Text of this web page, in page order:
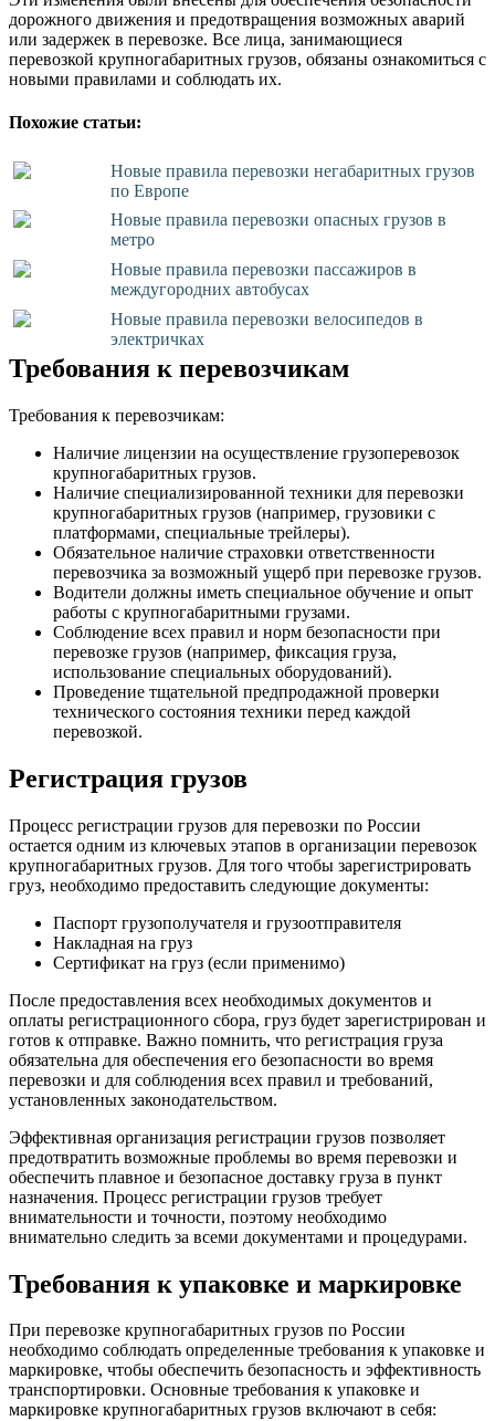
дорожного движения и предотвращения возможных аварий
или задержек в перевозке. Все лица, занимающиеся
перевозкой крупногабаритных грузов, обязаны ознакомиться с
новыми правилами и соблюдать их.
Похожие статьи:
Новые правила перевозки негабаритных грузов
по Европе
Новые правила перевозки опасных грузов в
метро
Новые правила перевозки пассажиров в
междугородних автобусах
Новые правила перевозки велосипедов в
электричках
Требования к перевозчикам
Требования к перевозчикам:
Наличие лицензии на осуществление грузоперевозок
крупногабаритных грузов.
Наличие специализированной техники для перевозки
крупногабаритных грузов (например, грузовики с
платформами, специальные трейлеры).
Обязательное наличие страховки ответственности
перевозчика за возможный ущерб при перевозке грузов.
Водители должны иметь специальное обучение и опыт
работы с крупногабаритными грузами.
Соблюдение всех правил и норм безопасности при
перевозке грузов (например, фиксация груза,
использование специальных оборудований).
Проведение тщательной предпродажной проверки
технического состояния техники перед каждой
перевозкой.
Регистрация грузов
Процесс регистрации грузов для перевозки по России
остается одним из ключевых этапов в организации перевозок
крупногабаритных грузов. Для того чтобы зарегистрировать
груз, необходимо предоставить следующие документы:
Паспорт грузополучателя и грузоотправителя
Накладная на груз
Сертификат на груз (если применимо)
После предоставления всех необходимых документов и
оплаты регистрационного сбора, груз будет зарегистрирован и
готов к отправке. Важно помнить, что регистрация груза
обязательна для обеспечения его безопасности во время
перевозки и для соблюдения всех правил и требований,
установленных законодательством.
Эффективная организация регистрации грузов позволяет
предотвратить возможные проблемы во время перевозки и
обеспечить плавное и безопасное доставку груза в пункт
назначения. Процесс регистрации грузов требует
внимательности и точности, поэтому необходимо
внимательно следить за всеми документами и процедурами.
Требования к упаковке и маркировке
При перевозке крупногабаритных грузов по России
необходимо соблюдать определенные требования к упаковке и
маркировке, чтобы обеспечить безопасность и эффективность
транспортировки. Основные требования к упаковке и
маркировке крупногабаритных грузов включают в себя: